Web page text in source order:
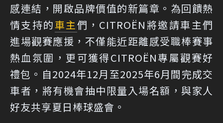
感連結，開啟品牌價值的新篇章。為回饋熱
情支持的車主們，CITROËN將邀請車主們
進場觀賽應援，不僅能近距離感受職棒賽事
熱血氛圍，更可獲得CITROËN專屬觀賽好
禮包。自2024年12月至2025年6月間完成交
車者，將有機會抽中限量入場名額，與家人
好友共享夏日棒球盛會。